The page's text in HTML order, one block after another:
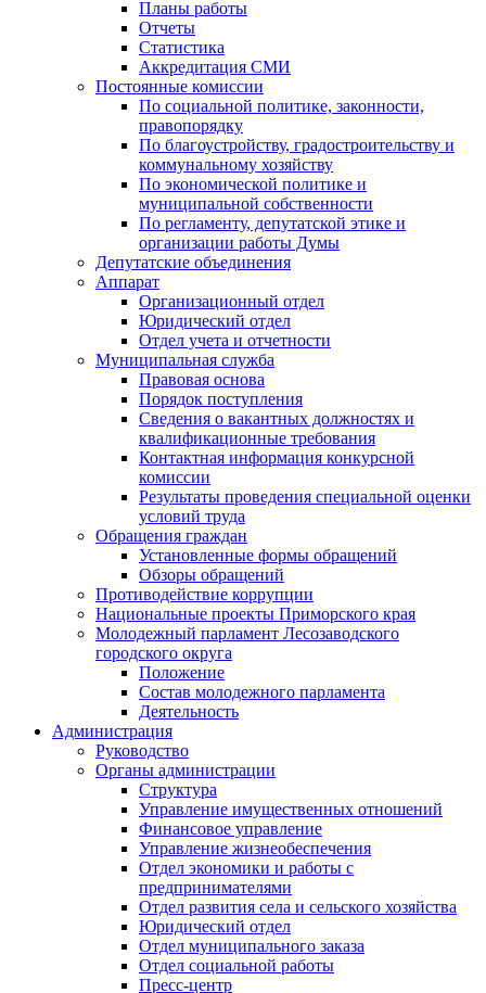
Планы работы
Отчеты
Статистика
Аккредитация СМИ
Постоянные комиссии
По социальной политике, законности,
правопорядку
По благоустройству, градостроительству и
коммунальному хозяйству
По экономической политике и
муниципальной собственности
По регламенту, депутатской этике и
организации работы Думы
Депутатские объединения
Аппарат
Организационный отдел
Юридический отдел
Отдел учета и отчетности
Муниципальная служба
Правовая основа
Порядок поступления
Сведения о вакантных должностях и
квалификационные требования
Контактная информация конкурсной
комиссии
Результаты проведения специальной оценки
условий труда
Обращения граждан
Установленные формы обращений
Обзоры обращений
Противодействие коррупции
Национальные проекты Приморского края
Молодежный парламент Лесозаводского
городского округа
Положение
Состав молодежного парламента
Деятельность
Администрация
Руководство
Органы администрации
Структура
Управление имущественных отношений
Финансовое управление
Управление жизнеобеспечения
Отдел экономики и работы с
предпринимателями
Отдел развития села и сельского хозяйства
Юридический отдел
Отдел муниципального заказа
Отдел социальной работы
Пресс-центр